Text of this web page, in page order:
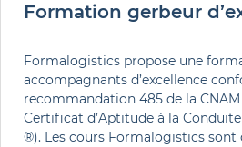
Formation gerbeur
Formalogistics propose une
accompagnants d’excellence
recommandation 485 de la
Certificat d’Aptitude à la
®). Les cours Formalogistics sont